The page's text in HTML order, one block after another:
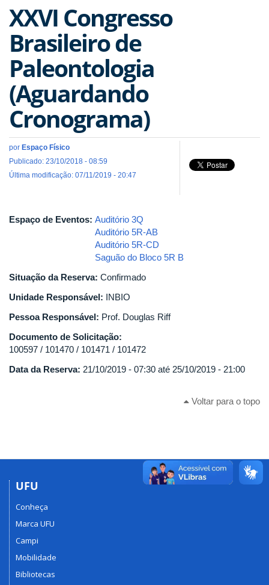
XXVI Congresso
Brasileiro de
Paleontologia
(Aguardando
Cronograma)
por Espaço Físico
Publicado: 23/10/2018 - 08:59
Última modificação: 07/11/2019 - 20:47
Espaço de Eventos: Auditório 3Q
Auditório 5R-AB
Auditório 5R-CD
Saguão do Bloco 5R B
Situação da Reserva: Confirmado
Unidade Responsável: INBIO
Pessoa Responsável: Prof. Douglas Riff
Documento de Solicitação:
100597 / 101470 / 101471 / 101472
Data da Reserva: 21/10/2019 - 07:30 até 25/10/2019 - 21:00
Voltar para o topo
UFU
Conheça
Marca UFU
Campi
Mobilidade
Bibliotecas